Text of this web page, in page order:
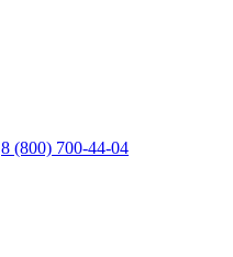
8 (800) 700-44-04